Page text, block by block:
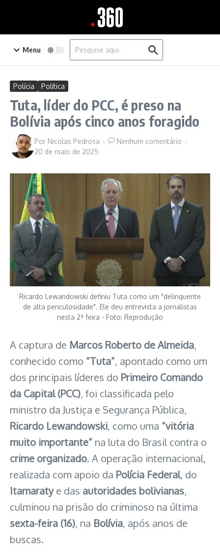
Menu
Procurar por:
Polícia Política
Tuta, líder do PCC, é preso na
Bolívia após cinco anos foragido
Por Nicolas Pedrosa
Nenhum comentário
20 de maio de 2025
Ricardo Lewandowski definiu Tuta como um "delinquente
de alta periculosidade". Ele deu entrevista a jornalistas
nesta 2ª feira - Foto: Reprodução
A captura de Marcos Roberto de Almeida,
conhecido como “Tuta”, apontado como um
dos principais líderes do Primeiro Comando
da Capital (PCC), foi classificada pelo
ministro da Justiça e Segurança Pública,
Ricardo Lewandowski, como uma “vitória
muito importante” na luta do Brasil contra o
crime organizado. A operação internacional,
realizada com apoio da Polícia Federal, do
Itamaratye das autoridades bolivianas,
culminou na prisão do criminoso na última
sexta-feira (16), na Bolívia, após anos de
buscas.